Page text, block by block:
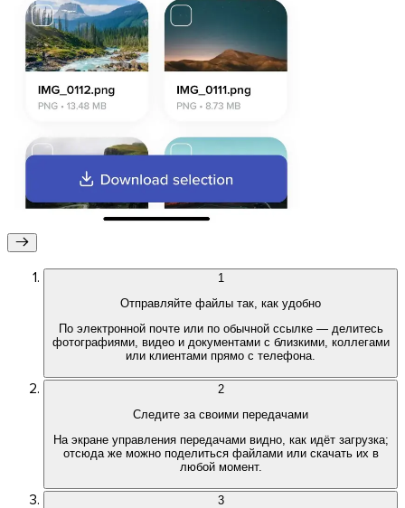
Firefox
1
Отправляйте файлы так, как удобно
По электронной почте или по обычной ссылке — делитесь
фотографиями, видео и документами с близкими, коллегами
или клиентами прямо с телефона.
2
Следите за своими передачами
На экране управления передачами видно, как идёт загрузка;
отсюда же можно поделиться файлами или скачать их в
любой момент.
3